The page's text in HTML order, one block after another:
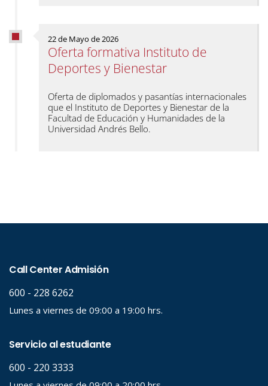
22 de Mayo de 2026
Oferta formativa Instituto de
Deportes y Bienestar
Oferta de diplomados y pasantías internacionales
que el Instituto de Deportes y Bienestar de la
Facultad de Educación y Humanidades de la
Universidad Andrés Bello.